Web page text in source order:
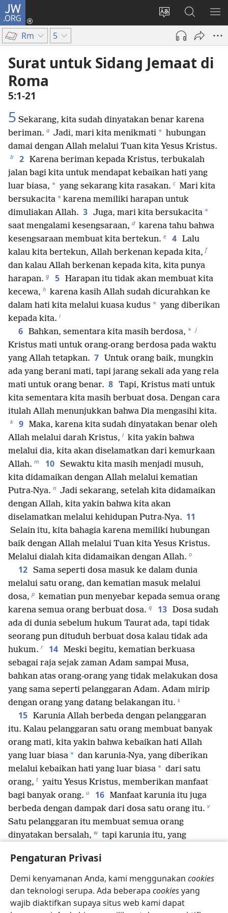
Pengaturan Privasi
Demi kenyamanan Anda, kami menggunakan cookies
dan teknologi serupa. Ada beberapa cookiesyang
wajib diaktifkan supaya situs web kami dapat
JW.ORG
Ganti
bahasa
situs
Log
(terbuka
baru)
Cari
JW.ORG
Rm 5
Surat untuk Sidang Jemaat di
Roma
5:1-21
5 Sekarang, kita sudah dinyatakan benar karena
beriman. a Jadi, mari kita menikmati * hubungan
damai dengan Allah melalui Tuan kita Yesus Kristus.
b 2 Karena beriman kepada Kristus, terbukalah
jalan bagi kita untuk mendapat kebaikan hati yang
luar biasa, * yang sekarang kita rasakan. c Mari kita
bersukacita * karena memiliki harapan untuk
dimuliakan Allah. 3 Juga, mari kita bersukacita *
saat mengalami kesengsaraan, d karena tahu bahwa
kesengsaraan membuat kita bertekun. e 4 Lalu
kalau kita bertekun, Allah berkenan kepada kita, f
dan kalau Allah berkenan kepada kita, kita punya
harapan. g 5 Harapan itu tidak akan membuat kita
kecewa, h karena kasih Allah sudah dicurahkan ke
dalam hati kita melalui kuasa kudus * yang diberikan
kepada kita. i
6 Bahkan, sementara kita masih berdosa, * j
Kristus mati untuk orang-orang berdosa pada waktu
yang Allah tetapkan. 7 Untuk orang baik, mungkin
ada yang berani mati, tapi jarang sekali ada yang rela
mati untuk orang benar. 8 Tapi, Kristus mati untuk
kita sementara kita masih berbuat dosa. Dengan cara
itulah Allah menunjukkan bahwa Dia mengasihi kita.
k 9 Maka, karena kita sudah dinyatakan benar oleh
Allah melalui darah Kristus, l kita yakin bahwa
melalui dia, kita akan diselamatkan dari kemurkaan
Allah. m 10 Sewaktu kita masih menjadi musuh,
kita didamaikan dengan Allah melalui kematian
Putra-Nya. n Jadi sekarang, setelah kita didamaikan
dengan Allah, kita yakin bahwa kita akan
diselamatkan melalui kehidupan Putra-Nya. 11
Selain itu, kita bahagia karena memiliki hubungan
baik dengan Allah melalui Tuan kita Yesus Kristus.
Melalui dialah kita didamaikan dengan Allah. o
12 Sama seperti dosa masuk ke dalam dunia
melalui satu orang, dan kematian masuk melalui
dosa, p kematian pun menyebar kepada semua orang
karena semua orang berbuat dosa. q 13 Dosa sudah
ada di dunia sebelum hukum Taurat ada, tapi tidak
seorang pun dituduh berbuat dosa kalau tidak ada
hukum. r 14 Meski begitu, kematian berkuasa
sebagai raja sejak zaman Adam sampai Musa,
bahkan atas orang-orang yang tidak melakukan dosa
yang sama seperti pelanggaran Adam. Adam mirip
dengan orang yang datang belakangan itu. s
15 Karunia Allah berbeda dengan pelanggaran
itu. Kalau pelanggaran satu orang membuat banyak
orang mati, kita yakin bahwa kebaikan hati Allah
yang luar biasa * dan karunia-Nya, yang diberikan
melalui kebaikan hati yang luar biasa * dari satu
orang, t yaitu Yesus Kristus, memberikan manfaat
bagi banyak orang. u 16 Manfaat karunia itu juga
berbeda dengan dampak dari dosa satu orang itu. v
Satu pelanggaran itu membuat semua orang
dinyatakan bersalah, w tapi karunia itu, yang
banyak orang dinyatakan benar.
kematian berkuasa sebagai raja melalui satu orang
itu,
kita yakin bahwa orang-orang akan hidup dan
berkuasa sebagai raja
melalui satu orang juga,